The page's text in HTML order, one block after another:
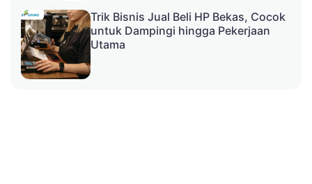
Trik Bisnis Jual Beli HP Bekas, Cocok
untuk Dampingi hingga Pekerjaan
Utama